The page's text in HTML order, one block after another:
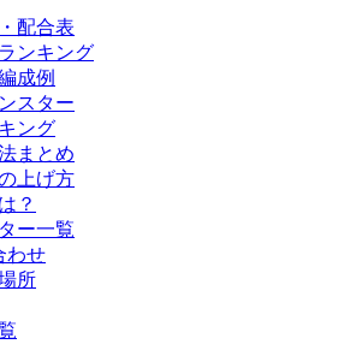
配合表
ンキング
成例
スター
ング
まとめ
上げ方
？
ー一覧
わせ
所